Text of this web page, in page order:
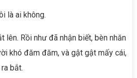
là ai không.
lên. Rồi như đã nhận biết, bèn nhăn
khó đăm đăm, và gật gật mấy cái,
bắt.